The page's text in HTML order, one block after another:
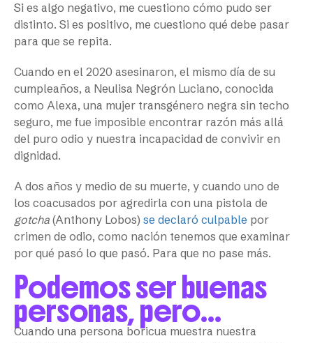
Si es algo negativo, me cuestiono cómo pudo ser
distinto. Si es positivo, me cuestiono qué debe pasar
para que se repita.
Cuando en el 2020 asesinaron, el mismo día de su
cumpleaños, a Neulisa Negrón Luciano, conocida
como Alexa, una mujer transgénero negra sin techo
seguro, me fue imposible encontrar razón más allá
del puro odio y nuestra incapacidad de convivir en
dignidad.
A dos años y medio de su muerte, y cuando uno de
los coacusados por agredirla con una pistola de
gotcha (Anthony Lobos) se declaró culpable por
crimen de odio, como nación tenemos que examinar
por qué pasó lo que pasó. Para que no pase más.
Podemos ser buenas
personas, pero…
Cuando una persona boricua muestra nuestra